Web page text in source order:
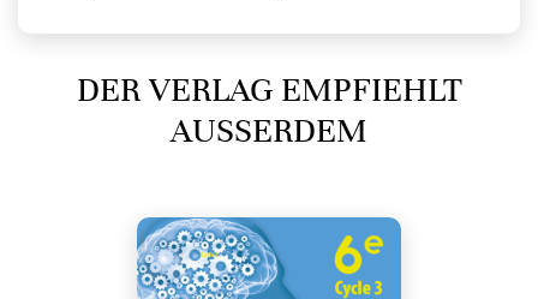
DER VERLAG EMPFIEHLT
AUSSERDEM